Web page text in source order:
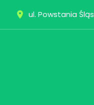
content
place ul. Powstania